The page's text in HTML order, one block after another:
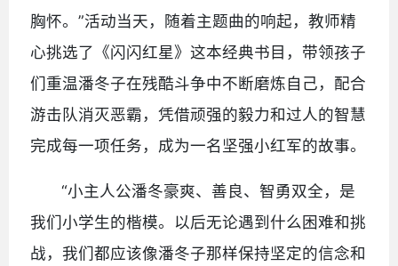
胸怀。”活动当天，随着主题曲的响起，教师精
心挑选了《闪闪红星》这本经典书目，带领孩子
们重温潘冬子在残酷斗争中不断磨炼自己，配合
游击队消灭恶霸，凭借顽强的毅力和过人的智慧
完成每一项任务，成为一名坚强小红军的故事。
“小主人公潘冬豪爽、善良、智勇双全，是
我们小学生的楷模。以后无论遇到什么困难和挑
战，我们都应该像潘冬子那样保持坚定的信念和